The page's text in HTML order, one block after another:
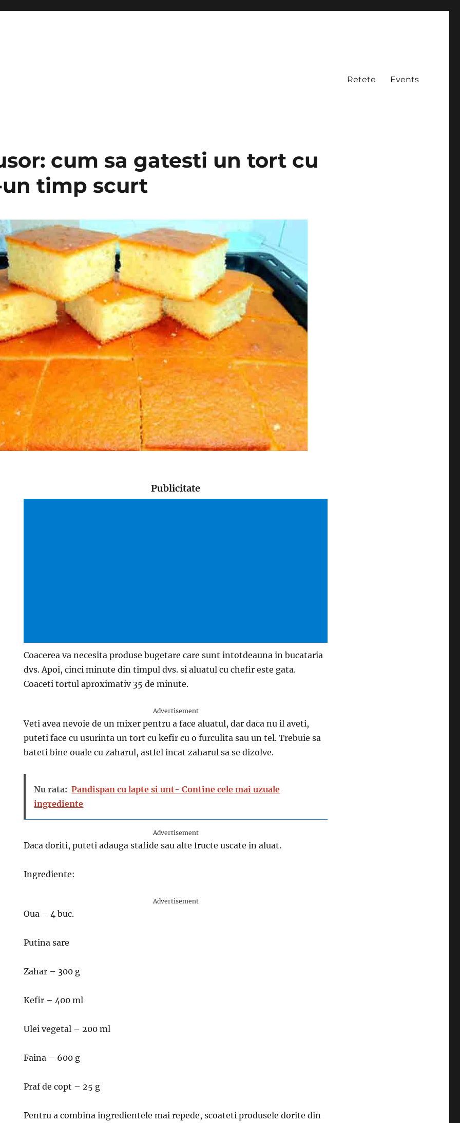
Retete Events
cum sa gatesti un tort cu
timp scurt
Publicitate
Coacerea va necesita produse bugetare care sunt intotdeauna in bucataria
dvs. Apoi, cinci minute din timpul dvs. si aluatul cu chefir este gata.
Coaceti tortul aproximativ 35 de minute.
Advertisement
Veti avea nevoie de un mixer pentru a face aluatul, dar daca nu il aveti,
puteti face cu usurinta un tort cu kefir cu o furculita sau un tel. Trebuie sa
bateti bine ouale cu zaharul, astfel incat zaharul sa se dizolve.
Nu rata: Pandispan cu lapte si unt- Contine cele mai uzuale
ingrediente
Advertisement
Daca doriti, puteti adauga stafide sau alte fructe uscate in aluat.
Ingrediente:
Advertisement
Oua – 4 buc.
Putina sare
Zahar – 300 g
Kefir – 400 ml
Ulei vegetal – 200 ml
Faina – 600 g
Praf de copt – 25 g
Pentru a combina ingredientele mai repede, scoateti produsele dorite din